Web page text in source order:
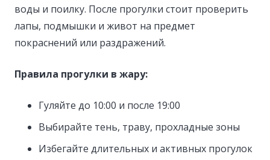
воды и поилку. После прогулки стоит проверить
лапы, подмышки и живот на предмет
покраснений или раздражений.
Правила прогулки в жару:
Гуляйте до 10:00 и после 19:00
Выбирайте тень, траву, прохладные зоны
Избегайте длительных и активных прогулок